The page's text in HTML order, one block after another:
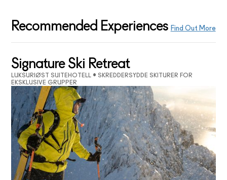
Recommended Experiences Find Out More
Signature Ski Retreat
LUKSURIØST SUITEHOTELL • SKREDDERSYDDE SKITURER FOR
EKSKLUSIVE GRUPPER